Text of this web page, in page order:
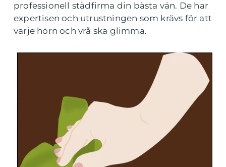
professionell städfirma din bästa vän. De har
expertisen och utrustningen som krävs för att
varje hörn och vrå ska glimma.